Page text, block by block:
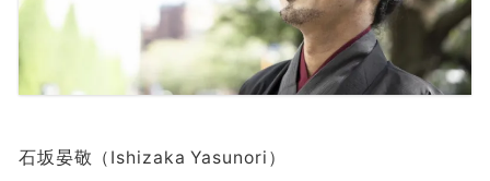
石坂晏敬（Ishizaka Yasunori）